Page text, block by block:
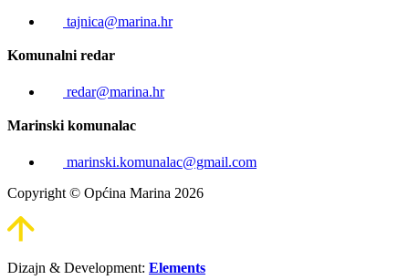
tajnica@marina.hr
Komunalni redar
redar@marina.hr
Marinski komunalac
marinski.komunalac@gmail.com
Copyright © Općina Marina 2026
Dizajn & Development: Elements